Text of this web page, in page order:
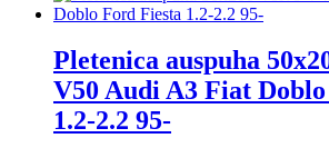
Pletenica auspuha
V50 Audi A3 Fiat
1.2-2.2 95-